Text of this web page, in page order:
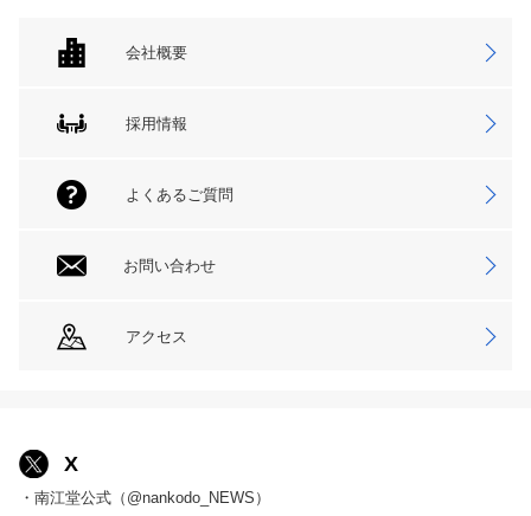
会社概要
採用情報
よくあるご質問
お問い合わせ
アクセス
X
・南江堂公式（@nankodo_NEWS）